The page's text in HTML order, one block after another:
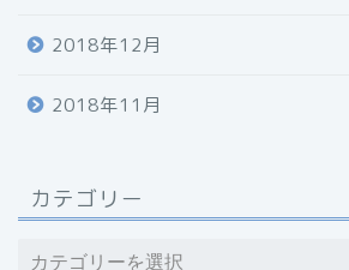
2018年12月
2018年11月
カテゴリー